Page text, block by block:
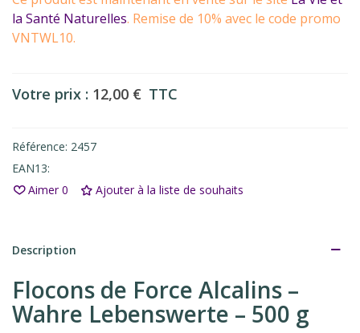
la Santé Naturelles. Remise de 10% avec le code promo
VNTWL10.
Votre prix : 12,00 € TTC
Référence: 2457
EAN13:
Aimer 0 Ajouter à la liste de souhaits
Description
Flocons de Force Alcalins –
Wahre Lebenswerte – 500 g